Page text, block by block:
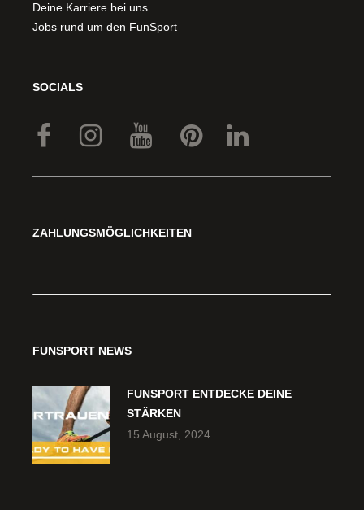
Deine Karriere bei uns
Jobs rund um den FunSport
SOCIALS
ZAHLUNGSMÖGLICHKEITEN
FUNSPORT NEWS
FUNSPORT ENTDECKE DEINE
STÄRKEN
15 August, 2024